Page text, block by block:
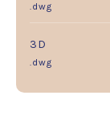
.dwg
3D
.dwg